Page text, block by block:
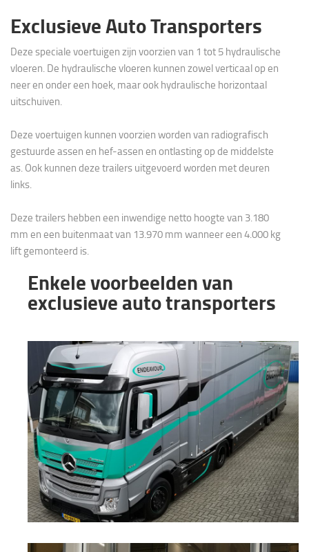
Exclusieve Auto Transporters
Deze speciale voertuigen zijn voorzien van 1 tot 5 hydraulische
vloeren. De hydraulische vloeren kunnen zowel verticaal op en
neer en onder een hoek, maar ook hydraulische horizontaal
uitschuiven.
Deze voertuigen kunnen voorzien worden van radiografisch
gestuurde assen en hef-assen en ontlasting op de middelste
as. Ook kunnen deze trailers uitgevoerd worden met deuren
links.
Deze trailers hebben een inwendige netto hoogte van 3.180
mm en een buitenmaat van 13.970 mm wanneer een 4.000 kg
lift gemonteerd is.
Enkele voorbeelden van
exclusieve auto transporters